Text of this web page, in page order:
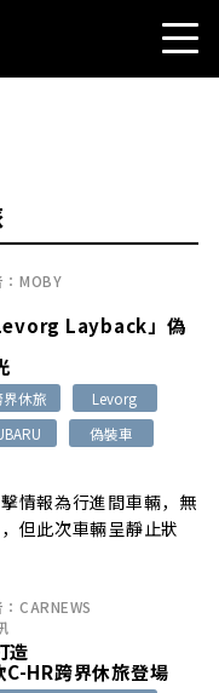
MOBY
Layback」偽
界休旅
Levorg
偽裝車
情報為行進間車輛，無
但此次車輛呈靜止狀
CARNEWS
造
HR跨界休旅登場